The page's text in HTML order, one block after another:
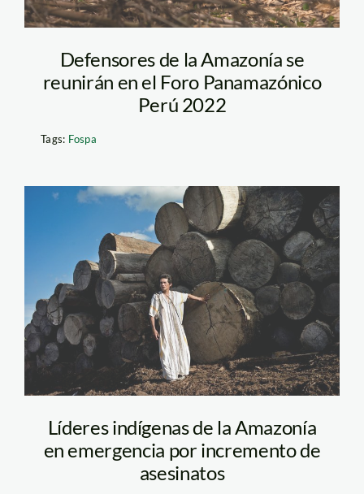
Defensores de la Amazonía se
reunirán en el Foro Panamazónico
Perú 2022
Tags: Fospa
edwin chota_nyt
Líderes indígenas de la Amazonía
en emergencia por incremento de
asesinatos